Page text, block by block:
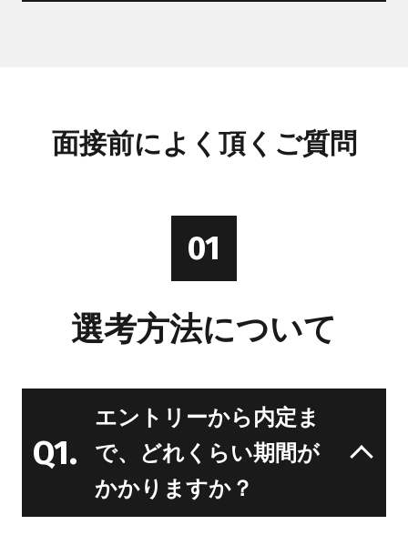
面接前によく頂くご質問
01
選考方法について
Q1.
エントリーから内定ま
で、どれくらい期間が
かかりますか？